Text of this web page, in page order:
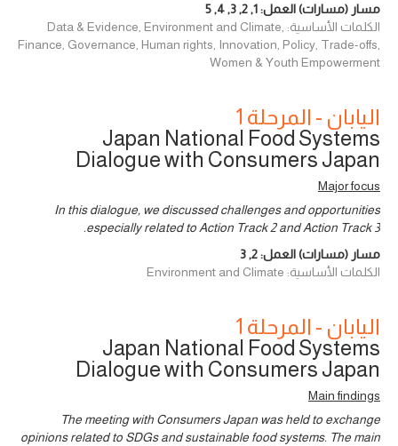
مسار (مسارات) العمل:1
,
2
,
3
,
4
,
5
الكلمات الأساسية: Data & Evidence, Environment and Climate,
Finance, Governance, Human rights, Innovation, Policy, Trade-offs,
Women & Youth Empowerment
اليابان - المرحلة 1
Japan National Food Systems
Dialogue with Consumers Japan
Major focus
In this dialogue, we discussed challenges and opportunities
especially related to Action Track 2 and Action Track 3.
مسار (مسارات) العمل:2
,
3
الكلمات الأساسية: Environment and Climate
اليابان - المرحلة 1
Japan National Food Systems
Dialogue with Consumers Japan
Main findings
The meeting with Consumers Japan was held to exchange
opinions related to SDGs and sustainable food systems. The main